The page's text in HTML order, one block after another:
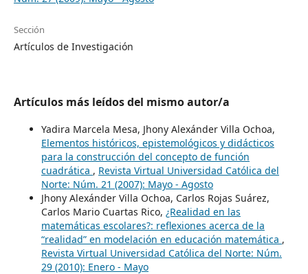
Sección
Artículos de Investigación
Artículos más leídos del mismo autor/a
Yadira Marcela Mesa, Jhony Alexánder Villa Ochoa,
Elementos históricos, epistemológicos y didácticos
para la construcción del concepto de función
cuadrática , Revista Virtual Universidad Católica del
Norte: Núm. 21 (2007): Mayo - Agosto
Jhony Alexánder Villa Ochoa, Carlos Rojas Suárez,
Carlos Mario Cuartas Rico, ¿Realidad en las
matemáticas escolares?: reflexiones acerca de la
“realidad” en modelación en educación matemática ,
Revista Virtual Universidad Católica del Norte: Núm.
29 (2010): Enero - Mayo